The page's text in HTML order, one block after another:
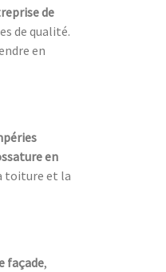
de
de qualité.
en
en
toiture et la
façade,